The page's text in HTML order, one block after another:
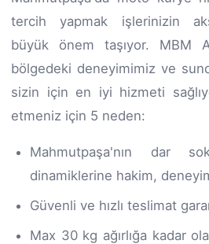
tercih yapmak işlerinizin
büyük önem taşıyor. MBM
bölgedeki deneyimimiz ve
sizin için en iyi hizmeti
etmeniz için 5 neden:
Mahmutpaşa'nın dar
dinamiklerine hakim,
Güvenli ve hızlı teslimat
Max 30 kg ağırlığa kadar